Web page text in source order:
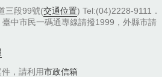
三段99號(交通位置) Tel:(04)2228-9111．
中市民一碼通專線請撥1999，外縣市請
，請利用市政信箱